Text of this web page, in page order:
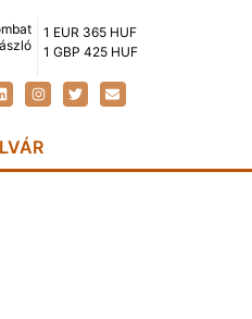
1 EUR 365 HUF
1 GBP 425 HUF